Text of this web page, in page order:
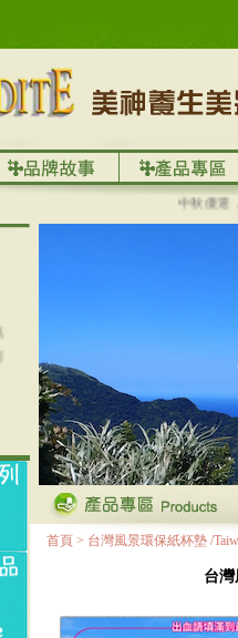
中秋優選，大
首頁 > 台灣風景環保紙杯墊 /
台灣